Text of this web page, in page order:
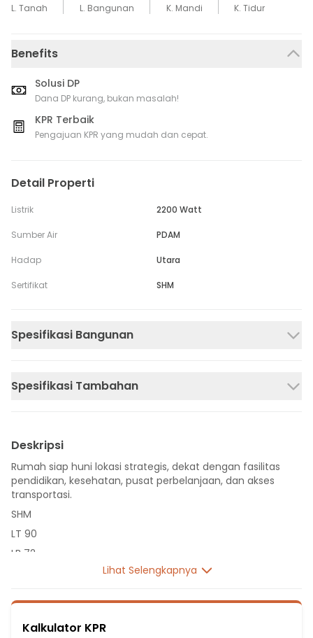
L. Tanah
L. Bangunan
K. Mandi
K. Tidur
Benefits
Solusi DP
Dana DP kurang, bukan masalah!
KPR Terbaik
Pengajuan KPR yang mudah dan cepat.
Detail Properti
Listrik 2200 Watt
Sumber Air PDAM
Hadap Utara
Sertifikat SHM
Spesifikasi Bangunan
Spesifikasi Tambahan
Deskripsi
Rumah siap huni lokasi strategis, dekat dengan fasilitas
pendidikan, kesehatan, pusat perbelanjaan, dan akses
transportasi.
SHM
LT 90
LB 72
Listrik 2200 VA
Lihat Selengkapnya
Kalkulator KPR